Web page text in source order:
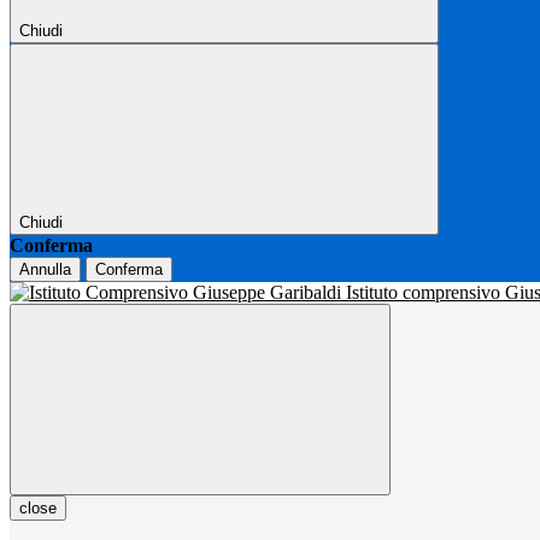
Chiudi
Chiudi
Conferma
Annulla Conferma
Istituto comprensivo
close